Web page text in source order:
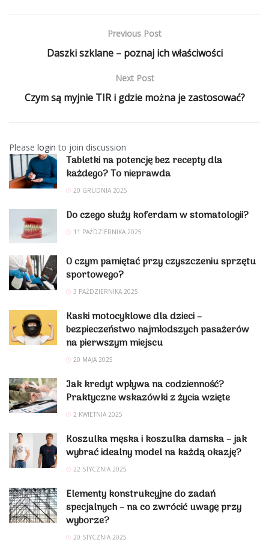
Previous Post
Daszki szklane – poznaj ich właściwości
Next Post
Czym są myjnie TIR i gdzie można je zastosować?
Please login to join discussion
Tabletki na potencję bez recepty dla
każdego? To nieprawda
20 GRUDNIA 2025
Do czego służy koferdam w stomatologii?
11 PAŹDZIERNIKA 2025
O czym pamiętać przy czyszczeniu sprzętu
sportowego?
3 PAŹDZIERNIKA 2025
Kaski motocyklowe dla dzieci –
bezpieczeństwo najmłodszych pasażerów
na pierwszym miejscu
20 MAJA 2025
Jak kredyt wpływa na codzienność?
Praktyczne wskazówki z życia wzięte
2 KWIETNIA 2025
Koszulka męska i koszulka damska – jak
wybrać idealny model na każdą okazję?
22 STYCZNIA 2025
Elementy konstrukcyjne do zadań
specjalnych – na co zwrócić uwagę przy
wyborze?
20 STYCZNIA 2025